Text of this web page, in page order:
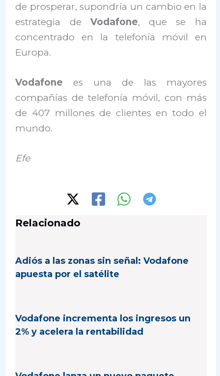
de prosperar, supondría un cambio en la
estrategia de Vodafone, que se ha
concentrado en la telefonía móvil en
Europa.
Vodafone es una de las mayores
compañías de telefonía móvil, con más
de 407 millones de clientes en todo el
mundo.
Efe
Relacionado
Adiós a las zonas sin señal: Vodafone
apuesta por el satélite
Vodafone incrementa los ingresos un
2% y acelera la rentabilidad